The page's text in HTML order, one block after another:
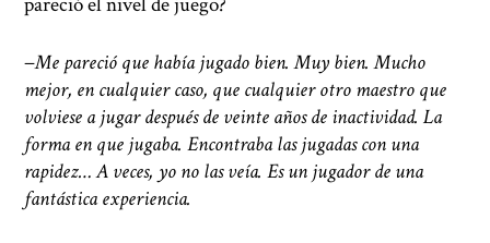
−Me pareció que había jugado bien. Muy bien. Mucho
mejor, en cualquier caso, que cualquier otro maestro que
volviese a jugar después de veinte años de inactividad. La
forma en que jugaba. Encontraba las jugadas con una
rapidez… A veces, yo no las veía. Es un jugador de una
fantástica experiencia.